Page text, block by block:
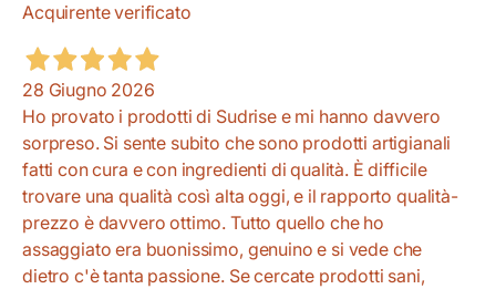
Acquirente verificato
28 Giugno 2026
Ho provato i prodotti di Sudrise e mi hanno davvero
sorpreso. Si sente subito che sono prodotti artigianali
fatti con cura e con ingredienti di qualità. È difficile
trovare una qualità così alta oggi, e il rapporto qualità-
prezzo è davvero ottimo. Tutto quello che ho
assaggiato era buonissimo, genuino e si vede che
dietro c'è tanta passione. Se cercate prodotti sani,